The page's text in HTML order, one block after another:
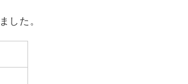
した。